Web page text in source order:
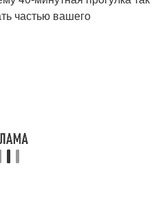
частью вашего